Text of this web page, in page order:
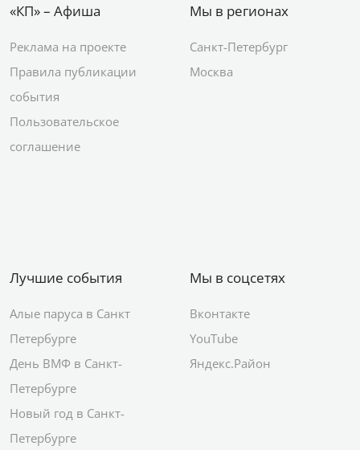
«КП» – Афиша
Реклама на проекте
Правила публикации
события
Пользовательское
соглашение
Мы в регионах
Санкт-Петербург
Москва
Лучшие события
Алые паруса в Санкт
Петербурге
День ВМФ в Санкт-
Петербурге
Новый год в Санкт-
Петербурге
Мы в соцсетях
Вконтакте
YouTube
Яндекс.Район